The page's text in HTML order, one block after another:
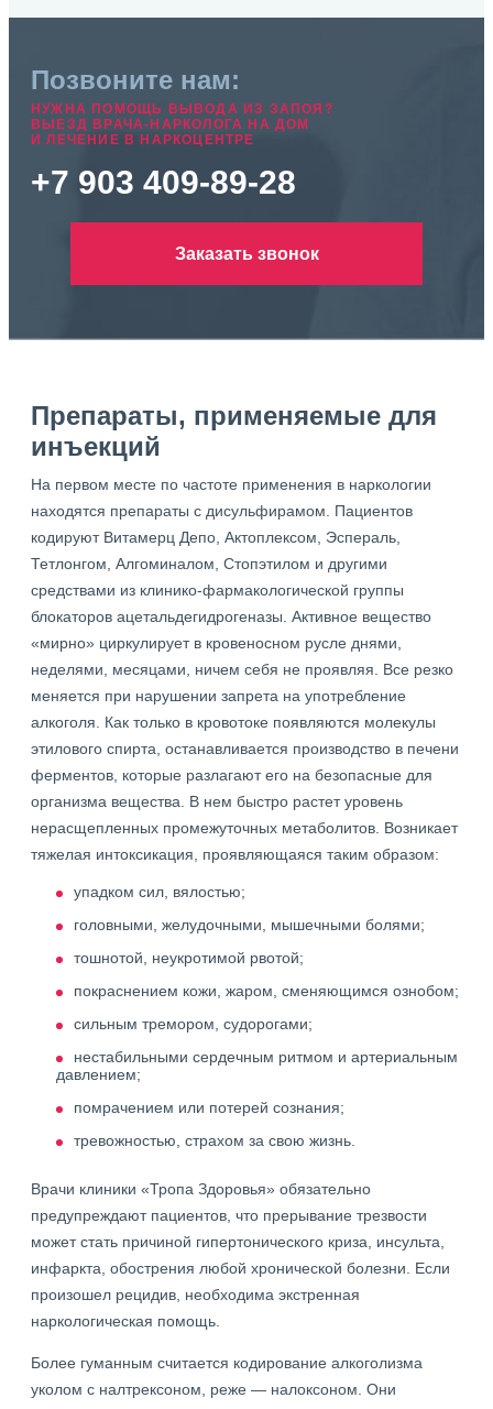
Позвоните нам:
НУЖНА ПОМОЩЬ ВЫВОДА ИЗ ЗАПОЯ?
ВЫЕЗД ВРАЧА-НАРКОЛОГА НА ДОМ
И ЛЕЧЕНИЕ В НАРКОЦЕНТРЕ
+7 903 409-89-28
Заказать звонок
Препараты, применяемые для
инъекций
На первом месте по частоте применения в наркологии
находятся препараты с дисульфирамом. Пациентов
кодируют Витамерц Депо, Актоплексом, Эспераль,
Тетлонгом, Алгоминалом, Стопэтилом и другими
средствами из клинико-фармакологической группы
блокаторов ацетальдегидрогеназы. Активное вещество
«мирно» циркулирует в кровеносном русле днями,
неделями, месяцами, ничем себя не проявляя. Все резко
меняется при нарушении запрета на употребление
алкоголя. Как только в кровотоке появляются молекулы
этилового спирта, останавливается производство в печени
ферментов, которые разлагают его на безопасные для
организма вещества. В нем быстро растет уровень
нерасщепленных промежуточных метаболитов. Возникает
тяжелая интоксикация, проявляющаяся таким образом:
упадком сил, вялостью;
головными, желудочными, мышечными болями;
тошнотой, неукротимой рвотой;
покраснением кожи, жаром, сменяющимся ознобом;
сильным тремором, судорогами;
нестабильными сердечным ритмом и артериальным
давлением;
помрачением или потерей сознания;
тревожностью, страхом за свою жизнь.
Врачи клиники «Тропа Здоровья» обязательно
предупреждают пациентов, что прерывание трезвости
может стать причиной гипертонического криза, инсульта,
инфаркта, обострения любой хронической болезни. Если
произошел рецидив, необходима экстренная
наркологическая помощь.
Более гуманным считается кодирование алкоголизма
уколом с налтрексоном, реже — налоксоном. Они